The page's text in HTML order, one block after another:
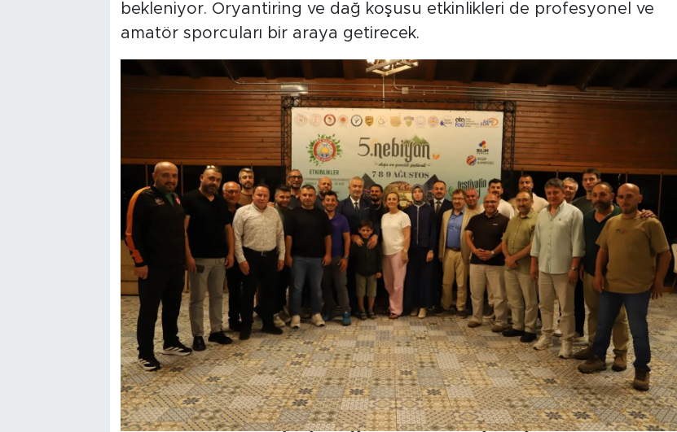
bekleniyor. Oryantiring ve dağ koşusu etkinlikleri de profesyonel ve
amatör sporcuları bir araya getirecek.